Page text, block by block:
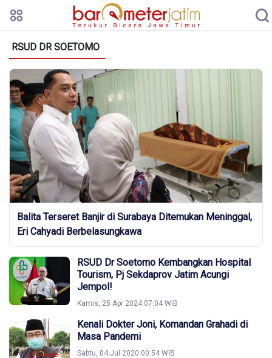
RSUD DR SOETOMO
Balita Terseret Banjir di Surabaya Ditemukan Meninggal,
Eri Cahyadi Berbelasungkawa
RSUD Dr Soetomo Kembangkan Hospital
Tourism, Pj Sekdaprov Jatim Acungi
Jempol!
Kamis, 25 Apr 2024 07:04 WIB
Kenali Dokter Joni, Komandan Grahadi di
Masa Pandemi
Sabtu, 04 Jul 2020 00:54 WIB